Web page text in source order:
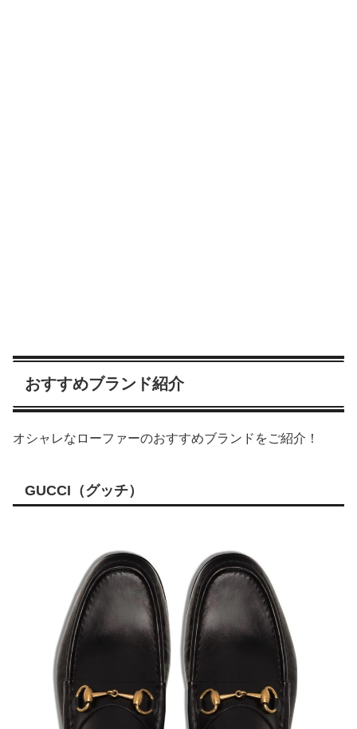
おすすめブランド紹介
オシャレなローファーのおすすめブランドをご紹介！
GUCCI（グッチ）